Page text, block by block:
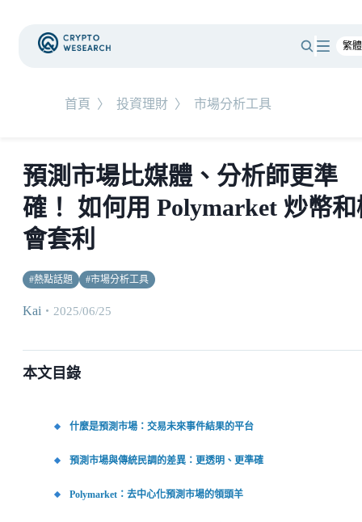
首頁 〉 投資理財 〉 市場分析工具
預測市場比媒體、分析師更準
確！ 如何用 Polymarket 炒幣和
會套利
#熱點話題 #市場分析工具
Kai ・ 2025/06/25
本文目錄
什麼是預測市場：交易未來事件結果的平台
預測市場與傳統民調的差異：更透明、更準確
Polymarket：去中心化預測市場的領頭羊